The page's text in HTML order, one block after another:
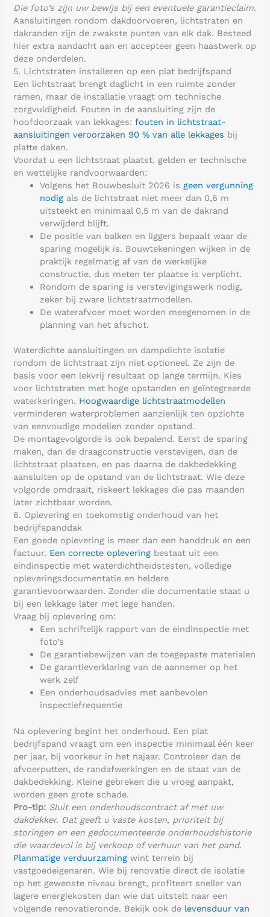
Die foto’s zijn uw bewijs bij een eventuele garantieclaim.
Aansluitingen rondom dakdoorvoeren, lichtstraten en
dakranden zijn de zwakste punten van elk dak. Besteed
hier extra aandacht aan en accepteer geen haastwerk op
deze onderdelen.
5. Lichtstraten installeren op een plat bedrijfspand
Een lichtstraat brengt daglicht in een ruimte zonder
ramen, maar de installatie vraagt om technische
zorgvuldigheid. Fouten in de aansluiting zijn de
hoofdoorzaak van lekkages:fouten in lichtstraat-
aansluitingen veroorzaken 90 % van alle lekkages bij
platte daken.
Voordat u een lichtstraat plaatst, gelden er technische
en wettelijke randvoorwaarden:
Volgens het Bouwbesluit 2026 is geen vergunning
nodig als de lichtstraat niet meer dan 0,6 m
uitsteekt en minimaal 0,5 m van de dakrand
verwijderd blijft.
De positie van balken en liggers bepaalt waar de
sparing mogelijk is. Bouwtekeningen wijken in de
praktijk regelmatig af van de werkelijke
constructie, dus meten ter plaatse is verplicht.
Rondom de sparing is verstevigingswerk nodig,
zeker bij zware lichtstraatmodellen.
De waterafvoer moet worden meegenomen in de
planning van het afschot.
Waterdichte aansluitingen en dampdichte isolatie
rondom de lichtstraat zijn niet optioneel. Ze zijn de
basis voor een lekvrij resultaat op lange termijn. Kies
voor lichtstraten met hoge opstanden en geïntegreerde
waterkeringen. Hoogwaardige lichtstraatmodellen
verminderen waterproblemen aanzienlijk ten opzichte
van eenvoudige modellen zonder opstand.
De montagevolgorde is ook bepalend. Eerst de sparing
maken, dan de draagconstructie verstevigen, dan de
lichtstraat plaatsen, en pas daarna de dakbedekking
aansluiten op de opstand van de lichtstraat. Wie deze
volgorde omdraait, riskeert lekkages die pas maanden
later zichtbaar worden.
6. Oplevering en toekomstig onderhoud van het
bedrijfspanddak
Een goede oplevering is meer dan een handdruk en een
factuur. Een correcte oplevering bestaat uit een
eindinspectie met waterdichtheidstesten, volledige
opleveringsdocumentatie en heldere
garantievoorwaarden. Zonder die documentatie staat u
bij een lekkage later met lege handen.
Vraag bij oplevering om:
Een schriftelijk rapport van de eindinspectie met
foto’s
De garantiebewijzen van de toegepaste materialen
De garantieverklaring van de aannemer op het
werk zelf
Een onderhoudsadvies met aanbevolen
inspectiefrequentie
Na oplevering begint het onderhoud. Een plat
bedrijfspand vraagt om een inspectie minimaal één keer
per jaar, bij voorkeur in het najaar. Controleer dan de
afvoerputten, de randafwerkingen en de staat van de
dakbedekking. Kleine gebreken die u vroeg aanpakt,
worden geen grote schade.
Pro-tip: Sluit een onderhoudscontract af met uw
dakdekker. Dat geeft u vaste kosten, prioriteit bij
storingen en een gedocumenteerde onderhoudshistorie
die waardevol is bij verkoop of verhuur van het pand.
Planmatige verduurzaming wint terrein bij
vastgoedeigenaren. Wie bij renovatie direct de isolatie
op het gewenste niveau brengt, profiteert sneller van
lagere energiekosten dan wie dat uitstelt naar een
volgende renovatieronde. Bekijk ook de levensduur van